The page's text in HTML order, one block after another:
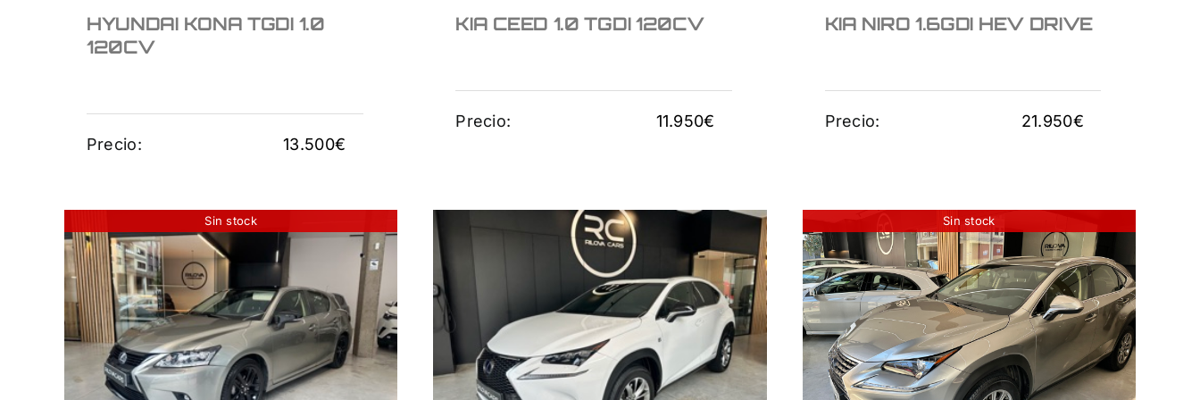
HYUNDAI KONA TGDI 1.0
120CV
Precio: 13.500€
KIA CEED 1.0 TGDI 120CV
Precio: 11.950€
KIA NIRO 1.6GDI HEV DRIVE
Precio: 21.950€
Sin stock
LEXUS CT 1.8 200H
SPORT
16.950€
LEXUS NX 300 F
SPORT
28.950€
Sin stock
LEXUS NX300